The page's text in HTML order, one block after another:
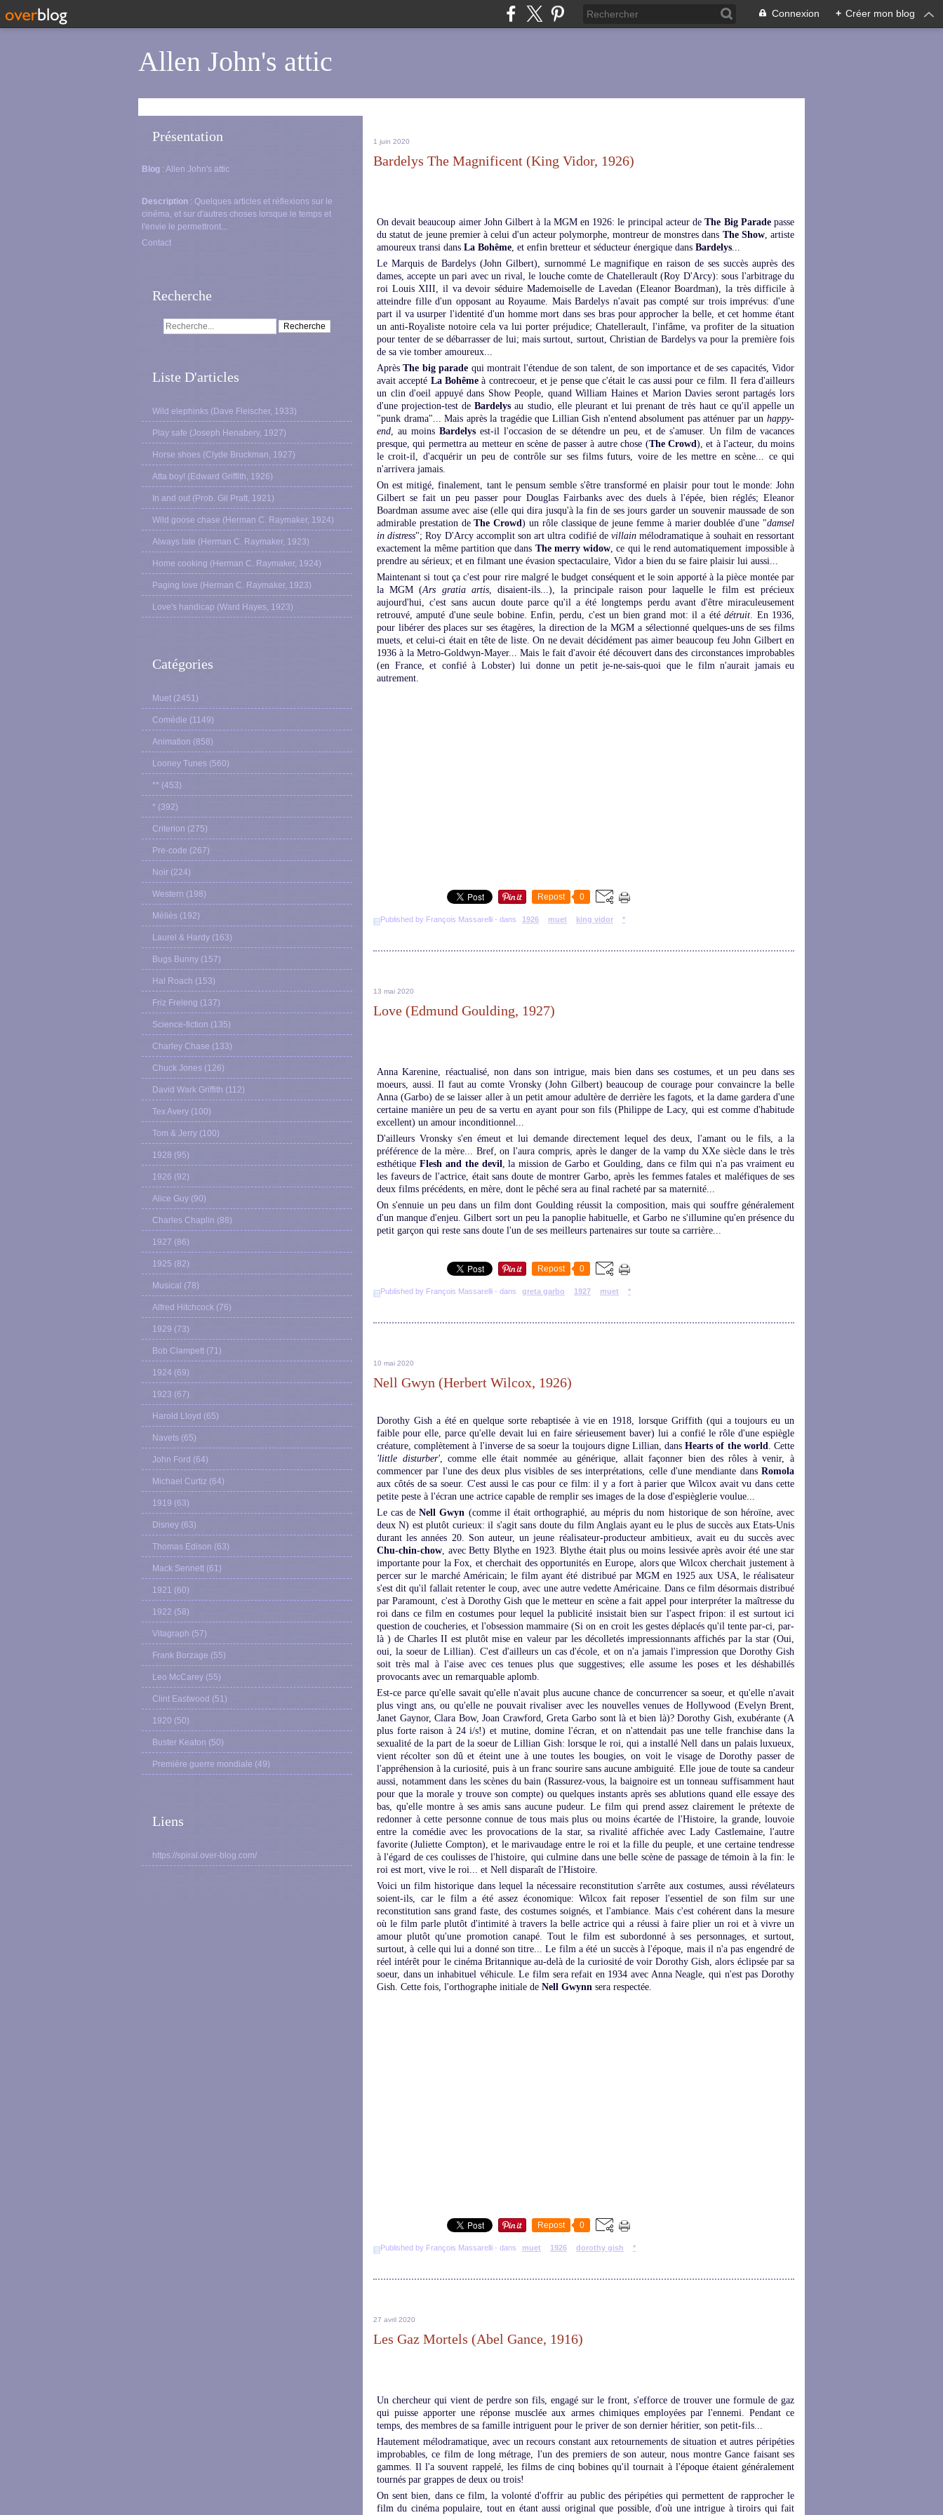
Connexion + Créer mon blog
Allen John's attic
Présentation
Blog : Allen John's attic
Description : Quelques articles et réflexions sur le
cinéma, et sur d'autres choses lorsque le temps et
l'envie le permettront...
Contact
Recherche
Liste D'articles
Wild elephinks (Dave Fleischer, 1933)
Play safe (Joseph Henabery, 1927)
Horse shoes (Clyde Bruckman, 1927)
Atta boy! (Edward Griffith, 1926)
In and out (Prob. Gil Pratt, 1921)
Wild goose chase (Herman C. Raymaker, 1924)
Always late (Herman C. Raymaker, 1923)
Home cooking (Herman C. Raymaker, 1924)
Paging love (Herman C. Raymaker, 1923)
Love's handicap (Ward Hayes, 1923)
Catégories
Muet (2451)
Comédie (1149)
Animation (858)
Looney Tunes (560)
** (453)
* (392)
Criterion (275)
Pre-code (267)
Noir (224)
Western (198)
Méliès (192)
Laurel & Hardy (163)
Bugs Bunny (157)
Hal Roach (153)
Friz Freleng (137)
Science-fiction (135)
Charley Chase (133)
Chuck Jones (126)
David Wark Griffith (112)
Tex Avery (100)
Tom & Jerry (100)
1928 (95)
1926 (92)
Alice Guy (90)
Charles Chaplin (88)
1927 (86)
1925 (82)
Musical (78)
Alfred Hitchcock (76)
1929 (73)
Bob Clampett (71)
1924 (69)
1923 (67)
Harold Lloyd (65)
Navets (65)
John Ford (64)
Michael Curtiz (64)
1919 (63)
Disney (63)
Thomas Edison (63)
Mack Sennett (61)
1921 (60)
1922 (58)
Vitagraph (57)
Frank Borzage (55)
Leo McCarey (55)
Clint Eastwood (51)
1920 (50)
Buster Keaton (50)
Première guerre mondiale (49)
Liens
https://spiral.over-blog.com/
1 juin 2020
Bardelys The Magnificent (King Vidor, 1926)
On devait beaucoup aimer John Gilbert à la MGM en 1926: le principal acteur de The Big Paradepasse
du statut de jeune premier à celui d'un acteur polymorphe, montreur de monstres dans The Show, artiste
amoureux transi dans La Bohême, et enfin bretteur et séducteur énergique dans Bardelys...
Le Marquis de Bardelys (John Gilbert), surnommé Le magnifique en raison de ses succès auprès des
dames, accepte un pari avec un rival, le louche comte de Chatellerault (Roy D'Arcy): sous l'arbitrage du
roi Louis XIII, il va devoir séduire Mademoiselle de Lavedan (Eleanor Boardman), la très difficile à
atteindre fille d'un opposant au Royaume. Mais Bardelys n'avait pas compté sur trois imprévus: d'une
part il va usurper l'identité d'un homme mort dans ses bras pour approcher la belle, et cet homme étant
un anti-Royaliste notoire cela va lui porter préjudice; Chatellerault, l'infâme, va profiter de la situation
pour tenter de se débarrasser de lui; mais surtout, surtout, Christian de Bardelys va pour la première fois
de sa vie tomber amoureux...
AprèsThe big parade qui montrait l'étendue de son talent, de son importance et de ses capacités, Vidor
avait accepté La Bohêmeà contrecoeur, et je pense que c'était le cas aussi pour ce film. Il fera d'ailleurs
un clin d'oeil appuyé dans Show People, quand William Haines et Marion Davies seront partagés lors
d'une projection-test deBardelysau studio, elle pleurant et lui prenant de très haut ce qu'il appelle un
"punk drama"... Mais après la tragédie que Lillian Gish n'entend absolument pas atténuer par un happy-
end, au moins Bardelys est-il l'occasion de se détendre un peu, et de s'amuser. Un film de vacances
presque, qui permettra au metteur en scène de passer à autre chose (The Crowd), et à l'acteur, du moins
le croit-il, d'acquérir un peu de contrôle sur ses films futurs, voire de les mettre en scène... ce qui
n'arrivera jamais.
On est mitigé, finalement, tant le pensum semble s'être transformé en plaisir pour tout le monde: John
Gilbert se fait un peu passer pour Douglas Fairbanks avec des duels à l'épée, bien réglés; Eleanor
Boardman assume avec aise (elle qui dira jusqu'à la fin de ses jours garder un souvenir maussade de son
admirable prestation deThe Crowd) un rôle classique de jeune femme à marier doublée d'une "damsel
in distress"; Roy D'Arcy accomplit son art ultra codifié devillainmélodramatique à souhait en ressortant
exactement la même partition que dans The merry widow, ce qui le rend automatiquement impossible à
prendre au sérieux; et en filmant une évasion spectaculaire, Vidor a bien du se faire plaisir lui aussi...
Maintenant si tout ça c'est pour rire malgré le budget conséquent et le soin apporté à la pièce montée par
la MGM (Ars gratia artis, disaient-ils...), la principale raison pour laquelle le film est précieux
aujourd'hui, c'est sans aucun doute parce qu'il a été longtemps perdu avant d'être miraculeusement
retrouvé, amputé d'une seule bobine. Enfin, perdu, c'est un bien grand mot: il a étédétruit. En 1936,
pour libérer des places sur ses étagères, la direction de la MGM a sélectionné quelques-uns de ses films
muets, et celui-ci était en tête de liste. On ne devait décidément pas aimer beaucoup feu John Gilbert en
1936 à la Metro-Goldwyn-Mayer... Mais le fait d'avoir été découvert dans des circonstances improbables
(en France, et confié à Lobster) lui donne un petit je-ne-sais-quoi que le film n'aurait jamais eu
autrement.
Repost 0
Published by François Massarelli - dans 1926 muet king vidor *
13 mai 2020
Love (Edmund Goulding, 1927)
Anna Karenine, réactualisé, non dans son intrigue, mais bien dans ses costumes, et un peu dans ses
moeurs, aussi. Il faut au comte Vronsky (John Gilbert) beaucoup de courage pour convaincre la belle
Anna (Garbo) de se laisser aller à un petit amour adultère de derrière les fagots, et la dame gardera d'une
certaine manière un peu de sa vertu en ayant pour son fils (Philippe de Lacy, qui est comme d'habitude
excellent) un amour inconditionnel...
D'ailleurs Vronsky s'en émeut et lui demande directement lequel des deux, l'amant ou le fils, a la
préférence de la mère... Bref, on l'aura compris, après le danger de la vamp du XXe siècle dans le très
esthétique Flesh and the devil, la mission de Garbo et Goulding, dans ce film qui n'a pas vraiment eu
les faveurs de l'actrice, était sans doute de montrer Garbo, après les femmes fatales et maléfiques de ses
deux films précédents, en mère, dont le pêché sera au final racheté par sa maternité...
On s'ennuie un peu dans un film dont Goulding réussit la composition, mais qui souffre généralement
d'un manque d'enjeu. Gilbert sort un peu la panoplie habituelle, et Garbo ne s'illumine qu'en présence du
petit garçon qui reste sans doute l'un de ses meilleurs partenaires sur toute sa carrière...
Repost 0
Published by François Massarelli - dans greta garbo 1927 muet *
10 mai 2020
Nell Gwyn (Herbert Wilcox, 1926)
Dorothy Gish a été en quelque sorte rebaptisée à vie en 1918, lorsque Griffith (qui a toujours eu un
faible pour elle, parce qu'elle devait lui en faire sérieusement baver) lui a confié le rôle d'une espiègle
créature, complètement à l'inverse de sa soeur la toujours digne Lillian, dansHearts of the world. Cette
'little disturber', comme elle était nommée au générique, allait façonner bien des rôles à venir, à
commencer par l'une des deux plus visibles de ses interprétations, celle d'une mendiante dans Romola
aux côtés de sa soeur. C'est aussi le cas pour ce film: il y a fort à parier que Wilcox avait vu dans cette
petite peste à l'écran une actrice capable de remplir ses images de la dose d'espièglerie voulue...
Le cas deNell Gwyn (comme il était orthographié, au mépris du nom historique de son héroïne, avec
deux N) est plutôt curieux: il s'agit sans doute du film Anglais ayant eu le plus de succès aux Etats-Unis
durant les années 20. Son auteur, un jeune réalisateur-producteur ambitieux, avait eu du succès avec
Chu-chin-chow, avec Betty Blythe en 1923. Blythe était plus ou moins lessivée après avoir été une star
importante pour la Fox, et cherchait des opportunités en Europe, alors que Wilcox cherchait justement à
percer sur le marché Américain; le film ayant été distribué par MGM en 1925 aux USA, le réalisateur
s'est dit qu'il fallait retenter le coup, avec une autre vedette Américaine. Dans ce film désormais distribué
par Paramount, c'est à Dorothy Gish que le metteur en scène a fait appel pour interpréter la maîtresse du
roi dans ce film en costumes pour lequel la publicité insistait bien sur l'aspect fripon: il est surtout ici
question de coucheries, et l'obsession mammaire (Si on en croit les gestes déplacés qu'il tente par-ci, par-
là ) de Charles II est plutôt mise en valeur par les décolletés impressionnants affichés par la star (Oui,
oui, la soeur de Lillian). C'est d'ailleurs un cas d'école, et on n'a jamais l'impression que Dorothy Gish
soit très mal à l'aise avec ces tenues plus que suggestives; elle assume les poses et les déshabillés
provocants avec un remarquable aplomb.
Est-ce parce qu'elle savait qu'elle n'avait plus aucune chance de concurrencer sa soeur, et qu'elle n'avait
plus vingt ans, ou qu'elle ne pouvait rivaliser avec les nouvelles venues de Hollywood (Evelyn Brent,
Janet Gaynor, Clara Bow, Joan Crawford, Greta Garbo sont là et bien là)? Dorothy Gish, exubérante (A
plus forte raison à 24 i/s!) et mutine, domine l'écran, et on n'attendait pas une telle franchise dans la
sexualité de la part de la soeur de Lillian Gish: lorsque le roi, qui a installé Nell dans un palais luxueux,
vient récolter son dû et éteint une à une toutes les bougies, on voit le visage de Dorothy passer de
l'appréhension à la curiosité, puis à un franc sourire sans aucune ambiguité. Elle joue de toute sa candeur
aussi, notamment dans les scènes du bain (Rassurez-vous, la baignoire est un tonneau suffisamment haut
pour que la morale y trouve son compte) ou quelques instants après ses ablutions quand elle essaye des
bas, qu'elle montre à ses amis sans aucune pudeur. Le film qui prend assez clairement le prétexte de
redonner à cette personne connue de tous mais plus ou moins écartée de l'Histoire, la grande, louvoie
entre la comédie avec les provocations de la star, sa rivalité affichée avec Lady Castlemaine, l'autre
favorite (Juliette Compton), et le marivaudage entre le roi et la fille du peuple, et une certaine tendresse
à l'égard de ces coulisses de l'histoire, qui culmine dans une belle scène de passage de témoin à la fin: le
roi est mort, vive le roi... et Nell disparaît de l'Histoire.
Voici un film historique dans lequel la nécessaire reconstitution s'arrête aux costumes, aussi révélateurs
soient-ils, car le film a été assez économique: Wilcox fait reposer l'essentiel de son film sur une
reconstitution sans grand faste, des costumes soignés, et l'ambiance. Mais c'est cohérent dans la mesure
où le film parle plutôt d'intimité à travers la belle actrice qui a réussi à faire plier un roi et à vivre un
amour plutôt qu'une promotion canapé. Tout le film est subordonné à ses personnages, et surtout,
surtout, à celle qui lui a donné son titre... Le film a été un succès à l'époque, mais il n'a pas engendré de
réel intérêt pour le cinéma Britannique au-delà de la curiosité de voir Dorothy Gish, alors éclipsée par sa
soeur, dans un inhabituel véhicule. Le film sera refait en 1934 avec Anna Neagle, qui n'est pas Dorothy
Gish. Cette fois, l'orthographe initiale de Nell Gwynn sera respectée.
Repost 0
Published by François Massarelli - dans muet 1926 dorothy gish *
27 avril 2020
Les Gaz Mortels (Abel Gance, 1916)
Un chercheur qui vient de perdre son fils, engagé sur le front, s'efforce de trouver une formule de gaz
qui puisse apporter une réponse musclée aux armes chimiques employées par l'ennemi. Pendant ce
temps, des membres de sa famille intriguent pour le priver de son dernier héritier, son petit-fils...
Hautement mélodramatique, avec un recours constant aux retournements de situation et autres péripéties
improbables, ce film de long métrage, l'un des premiers de son auteur, nous montre Gance faisant ses
gammes. Il l'a souvent rappelé, les films de cinq bobines qu'il tournait à l'époque étaient généralement
tournés par grappes de deux ou trois!
On sent bien, dans ce film, la volonté d'offrir au public des péripéties qui permettent de rapprocher le
film du cinéma populaire, tout en étant aussi original que possible, d'où une intrigue à tiroirs qui fait